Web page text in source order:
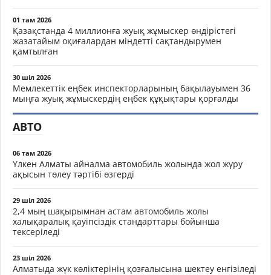
01 там 2026
Қазақстанда 4 миллионға жуық жұмыскер өндірістегі
жазатайым оқиғалардан міндетті сақтандырумен
қамтылған
30 шіл 2026
Мемлекеттік еңбек инспекторларының бақылауымен 36
мыңға жуық жұмыскердің еңбек құқықтары қорғалды
АВТО
06 там 2026
Үлкен Алматы айналма автомобиль жолында жол жүру
ақысын төлеу тәртібі өзгерді
29 шіл 2026
2,4 мың шақырымнан астам автомобиль жолы
халықаралық қауіпсіздік стандарттары бойынша
тексеріледі
23 шіл 2026
Алматыда жүк көліктерінің қозғалысына шектеу енгізіледі